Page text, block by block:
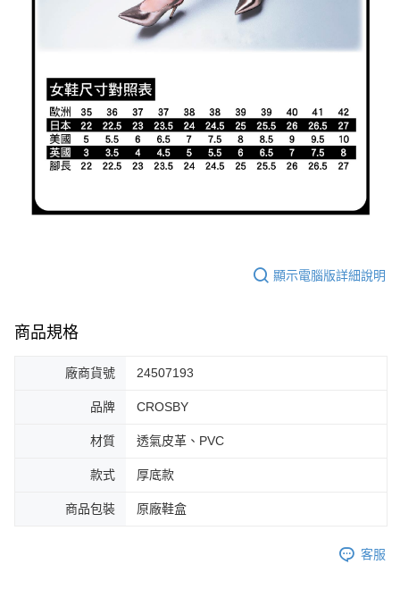
顯示電腦版詳細說明
商品規格
廠商貨號 24507193
品牌 CROSBY
材質 透氣皮革、PVC
款式 厚底款
商品包裝 原廠鞋盒
客服